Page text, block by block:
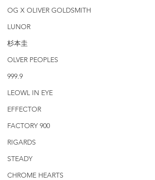
OG X OLIVER GOLDSMITH
LUNOR
杉本圭
OLVER PEOPLES
999.9
LEOWL IN EYE
EFFECTOR
FACTORY 900
RIGARDS
STEADY
CHROME HEARTS